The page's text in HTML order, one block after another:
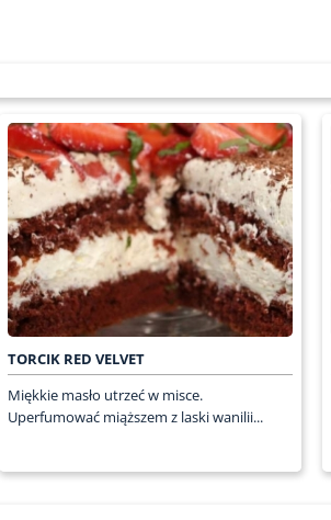
TORCIK RED VELVET
Miękkie masło utrzeć w misce.
Uperfumować miąższem z laski wanilii...